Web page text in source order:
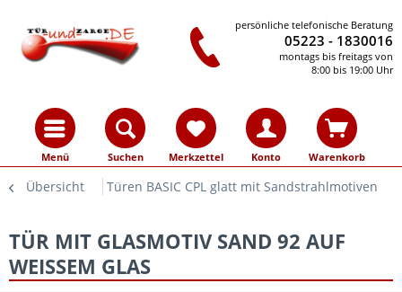
persönliche telefonische Beratung
05223 - 1830016
montags bis freitags von
8:00 bis 19:00 Uhr
Menü Suchen Merkzettel Konto Warenkorb
Übersicht Türen BASIC CPL glatt mit Sandstrahlmotiven
TÜR MIT GLASMOTIV SAND 92 AUF
WEISSEM GLAS